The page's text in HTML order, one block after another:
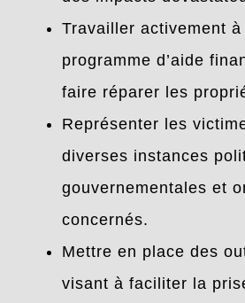
Travailler activement à
programme d’aide
faire réparer les
Représenter les
diverses instances
gouvernementales et
concernés.
Mettre en place des
visant à faciliter la